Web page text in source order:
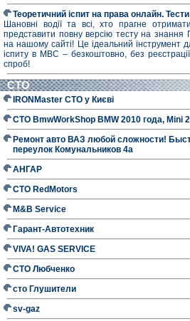
Теоретичний іспит на права онлайн.
Шановні водії та всі, хто прагне
представити повну версію тесту на
на нашому сайті! Це ідеальний інструмент
іспиту в МВС – безкоштовно, без
спроб!
СТО
IRONMaster СТО у Києві
СТО BmwWorkShop BMW 2010 года, Mini
Ремонт авто ВАЗ любой сложности!
переулок Комунальников 4а
АНГАР
СТО RedMotors
M&B Service
Гарант-Автотехник
VIVA! GAS SERVICE
СТО Любченко
сто Глушители
sv-gaz